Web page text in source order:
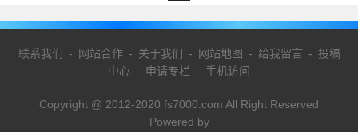
联系我们 - 网站合作- 关于我们 - 网站地图 - 给我留言 - 投稿
中心 - 申请专栏 - 手机访问
Copyright @ 2012-2020 fs7000.com All Right Reserved
Powered by